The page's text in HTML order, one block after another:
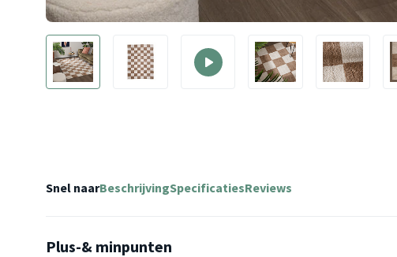
Snel naarBeschrijvingSpecificatiesReviews
Plus-& minpunten